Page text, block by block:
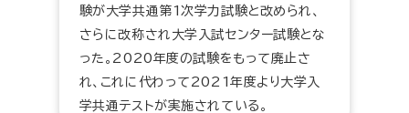
験が大学共通第1次学力試験と改められ、
さらに改称され大学入試センター試験とな
った。2020年度の試験をもって廃止さ
れ、これに代わって2021年度より大学入
学共通テストが実施されている。